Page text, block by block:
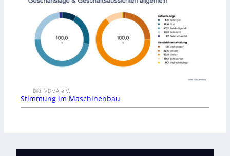
Bild: VDMA e.V.
Stimmung im Maschinenbau